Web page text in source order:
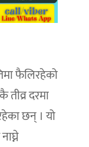
फैलिरहेको
दरमा
छन् । यो